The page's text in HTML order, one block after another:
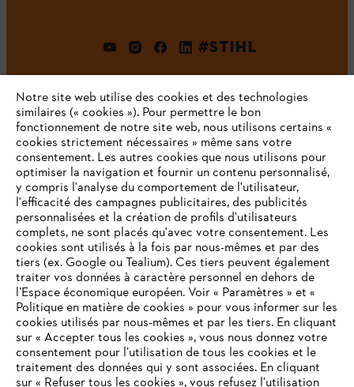
#STIHL
L'Entreprise
STIHL FAQ
Contact
VOTRE NAVIGATEUR INTERNET
N'EST PLUS PRIS EN CHARGE
Notre site web utilise des cookies et des technologies
similaires (« cookies »). Pour permettre le bon
fonctionnement de notre site web, nous utilisons certains «
cookies strictement nécessaires » même sans votre
consentement. Les autres cookies que nous utilisons pour
optimiser la navigation et fournir un contenu personnalisé,
y compris l'analyse du comportement de l'utilisateur,
l'efficacité des campagnes publicitaires, des publicités
personnalisées et la création de profils d'utilisateurs
complets, ne sont placés qu'avec votre consentement. Les
cookies sont utilisés à la fois par nous-mêmes et par des
tiers (ex. Google ou Tealium). Ces tiers peuvent également
traiter vos données à caractère personnel en dehors de
l’Espace économique européen. Voir « Paramètres » et «
Politique en matière de cookies » pour vous informer sur les
cookies utilisés par nous-mêmes et par les tiers. En cliquant
sur « Accepter tous les cookies », vous nous donnez votre
consentement pour l’utilisation de tous les cookies et le
traitement des données qui y sont associées. En cliquant
sur « Refuser tous les cookies », vous refusez l'utilisation